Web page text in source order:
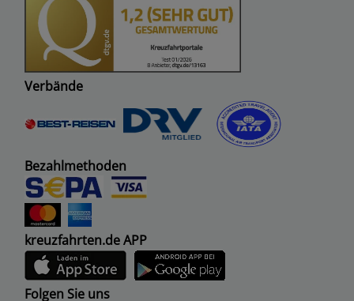
Verbände
Bezahlmethoden
kreuzfahrten.de APP
Folgen Sie uns